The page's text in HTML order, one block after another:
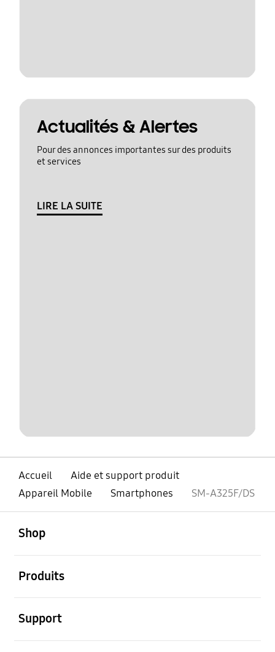
Actualités & Alertes
Pour des annonces importantes sur des produits
et services
LIRE LA SUITE
Accueil
Aide et support produit
Appareil Mobile
Smartphones SM-A325F/DS
Shop
Produits
Support